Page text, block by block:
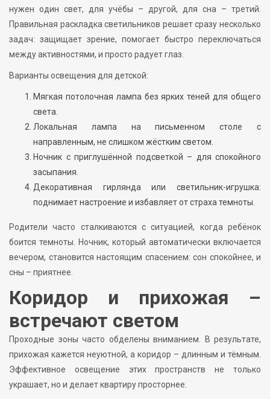
нужен один свет, для учёбы – другой, для сна – третий.
Правильная раскладка светильников решает сразу несколько
задач: защищает зрение, помогает быстро переключаться
между активностями, и просто радует глаз.
Варианты освещения для детской:
Мягкая потолочная лампа без ярких теней для общего
света.
Локальная лампа на письменном столе с
направленным, не слишком жёстким светом.
Ночник с приглушённой подсветкой – для спокойного
засыпания.
Декоративная гирлянда или светильник-игрушка:
поднимает настроение и избавляет от страха темноты.
Родители часто сталкиваются с ситуацией, когда ребёнок
боится темноты. Ночник, который автоматически включается
вечером, становится настоящим спасением: сон спокойнее, и
сны – приятнее.
Коридор и прихожая –
встречают светом
Проходные зоны часто обделены вниманием. В результате,
прихожая кажется неуютной, а коридор – длинным и тёмным.
Эффективное освещение этих пространств не только
украшает, но и делает квартиру просторнее.